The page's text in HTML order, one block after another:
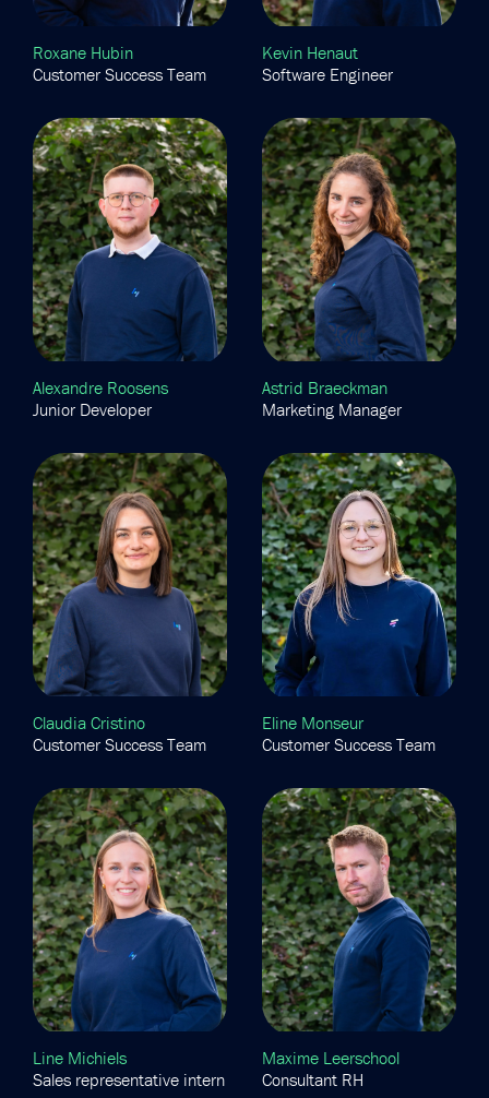
Roxane Hubin
Customer Success Team
Kevin Henaut
Software Engineer
Alexandre Roosens
Junior Developer
Astrid Braeckman
Marketing Manager
Claudia Cristino
Customer Success Team
Eline Monseur
Customer Success Team
Line Michiels
Sales representative intern
Maxime Leerschool
Consultant RH